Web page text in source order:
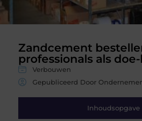
Zandcement
professionals als
Verbouwen
Gepubliceerd Door
Inhoudsopgave